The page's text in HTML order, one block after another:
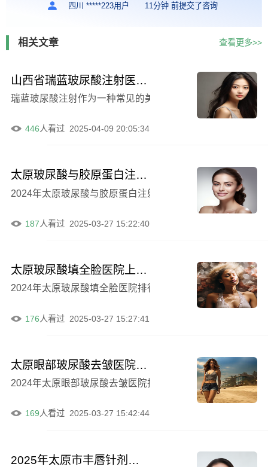
四川 *****223用户 11分钟 前提交了咨询
相关文章 查看更多>>
山西省瑞蓝玻尿酸注射医院-山西太原时光整形美容医院与山西医科大学附属太钢总医院烧伤中心口碑反馈
瑞蓝玻尿酸注射作为一种常见的美容手段，受到了越来越多
2025-04-09 20:05:34
446人看过
太原玻尿酸与胶原蛋白注射联合医院排名哪家优？实力较量显高下！
2024年太原玻尿酸与胶原蛋白注射联合介绍排名前五的医
2025-03-27 15:22:40
187人看过
太原玻尿酸填全脸医院上榜清单前五名单推荐
2024年太原玻尿酸填全脸医院排行榜前十位汇总盘点前5的
2025-03-27 15:27:41
176人看过
太原眼部玻尿酸去皱医院排名榜前五新鲜出炉！
2024年太原眼部玻尿酸去皱医院排行榜价格大介绍！前5的
2025-03-27 15:42:44
169人看过
2025年太原市丰唇针剂玻尿酸TOP10口碑推荐_实力尽显一二(太原市丰唇针剂玻尿酸整形医院)